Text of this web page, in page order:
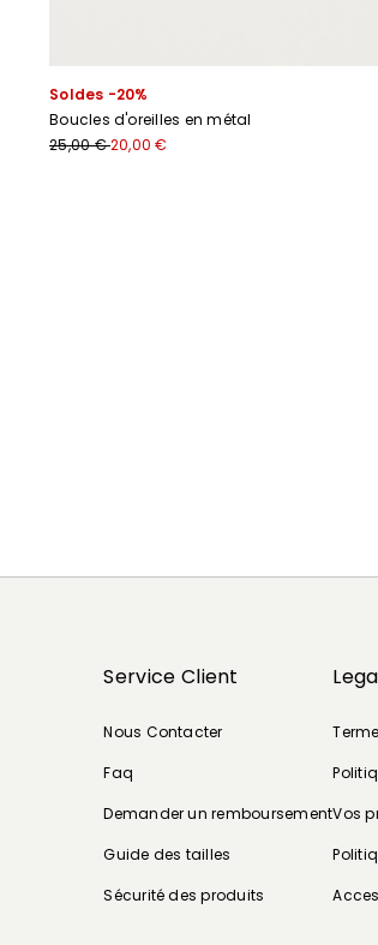
Soldes -20%
Boucles d'oreilles en métal
25,00 €20,00 €
Service Client
Nous Contacter
Faq
Demander un remboursement
Guide des tailles
Sécurité des produits
Vos